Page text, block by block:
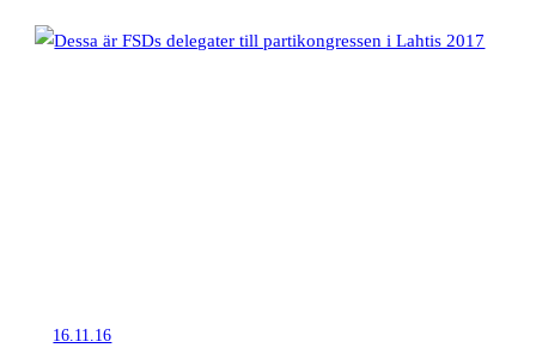
16.11.16